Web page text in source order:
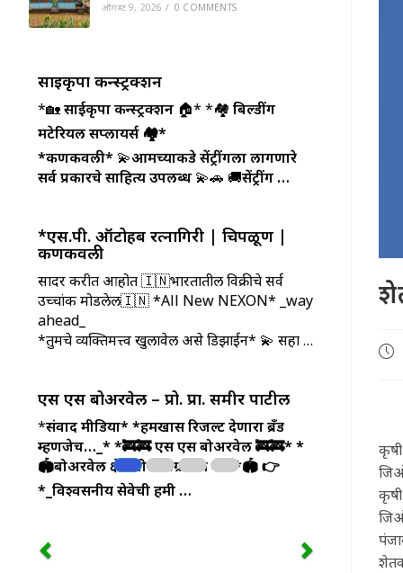
ऑगस्ट 9, 2026 / 0 COMMENTS
साईकृपा कन्स्ट्रक्शन
*🏡साईकृपा कन्स्ट्रक्शन 🏠* *🏘️ बिल्डींग
मटेरियल सप्लायर्स 🏘️*
*कणकवली* 💫आमच्याकडे सेंट्रींगला लागणारे
सर्व प्रकारचे साहित्य उपलब्ध 💫🚗 🚚सेंट्रींग …
*एस.पी. ऑटोहब रत्नागिरी | चिपळूण |
कणकवली
सादर करीत आहोत 🇮🇳भारतातील विक्रीचे सर्व
उच्चांक मोडलेली🇮🇳 *All New NEXON* _way
ahead_
*तुमचे व्यक्तिमत्त्व खुलावेल असे डिझाईन* 💫 सहा …
एस एस बोअरवेल – प्रो. प्रा. समीर पाटील
*संवाद मीडिया**हमखास रिजल्ट देणारा ब्रँड
म्हणजेच…_**🚒🚒 एस एस बोअरवेल 🚒🚒**
🏟️बोअरवेल क्षेत्रातील अग्रगण्य नाव*🏟️👉
*_विश्वसनीय सेवेची हमी …